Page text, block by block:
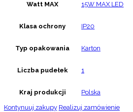
Watt MAX 15W MAX LED
Klasa ochrony IP20
Typ opakowania Karton
Liczba pudełek 1
Kraj produkcji Polska
Kontynuuj zakupy Realizuj zamówienie